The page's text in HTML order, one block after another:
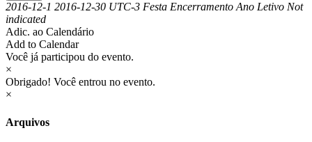
2016-12-1 2016-12-30 UTC-3 Festa Encerramento Ano Letivo Not
indicated
Adic. ao Calendário
Add to Calendar
Você já participou do evento.
×
Obrigado! Você entrou no evento.
×
Arquivos